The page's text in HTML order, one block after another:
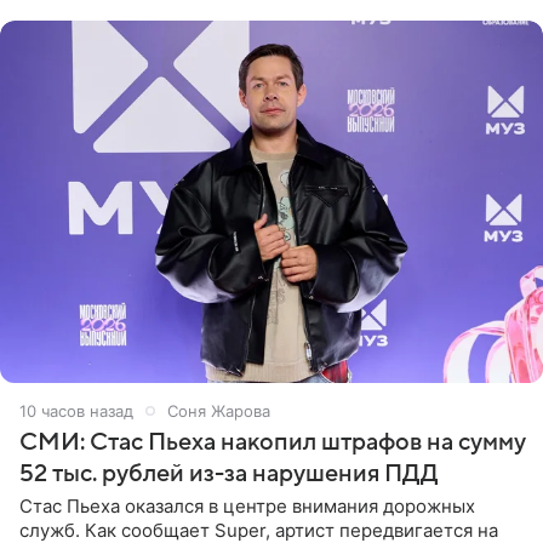
10 часов назад Соня Жарова
СМИ: Стас Пьеха накопил штрафов на сумму
52 тыс. рублей из-за нарушения ПДД
Стас Пьеха оказался в центре внимания дорожных
служб. Как сообщает Super, артист передвигается на